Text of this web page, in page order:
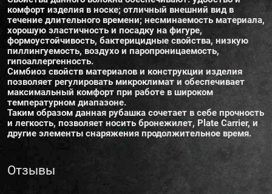
комфорт изделия в носке; отличный внешний вид в
течение длительного времени; несминаемость материала,
хорошую эластичность и посадку на фигуре,
формоустойчивость, бактерицидные свойства, низкую
пиллингуемость, воздухо и паропроницаемость,
гипоаллергенность.
Симбиоз свойств материалов и конструкции изделия
позволяет регулировать микроклимат и обеспечивает
максимальный комфорт при работе в широком
температурном диапазоне.
Таким образом данная рубашка сочетает в себе прочность
и легкость, позволяет носить бронежилет, Plate Carrier, и
другие элементы снаряжения продолжительное время.
Отзывы